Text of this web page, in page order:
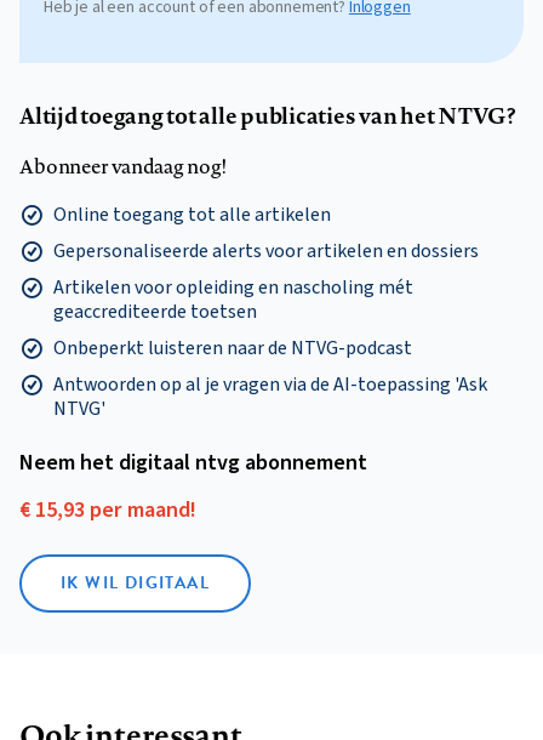
Heb je al een account of een abonnement? Inloggen
Altijd toegang tot alle publicaties van het NTVG?
Abonneer vandaag nog!
Online toegang tot alle artikelen
Gepersonaliseerde alerts voor artikelen en dossiers
Artikelen voor opleiding en nascholing mét
geaccrediteerde toetsen
Onbeperkt luisteren naar de NTVG-podcast
Antwoorden op al je vragen via de AI-toepassing 'Ask
NTVG'
Neem het digitaal ntvg abonnement
€ 15,93 per maand!
IK WIL DIGITAAL